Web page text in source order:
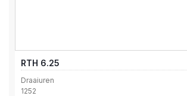
RTH 6.25
Draaiuren
1252